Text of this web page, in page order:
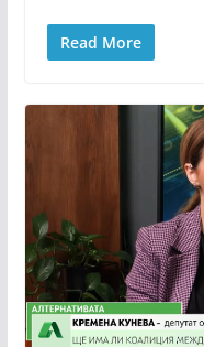
Read More